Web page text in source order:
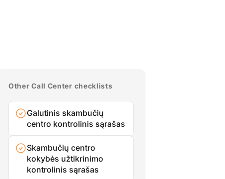
Other Call Center checklists
Galutinis skambučių
centro kontrolinis sąrašas
Skambučių centro
kokybės užtikrinimo
kontrolinis sąrašas